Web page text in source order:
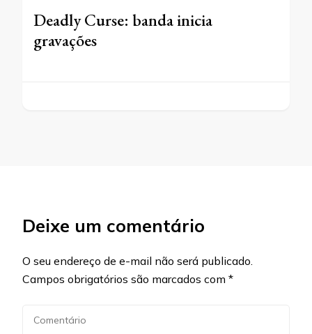
Deadly Curse: banda inicia
gravações
Deixe um comentário
O seu endereço de e-mail não será publicado.
Campos obrigatórios são marcados com *